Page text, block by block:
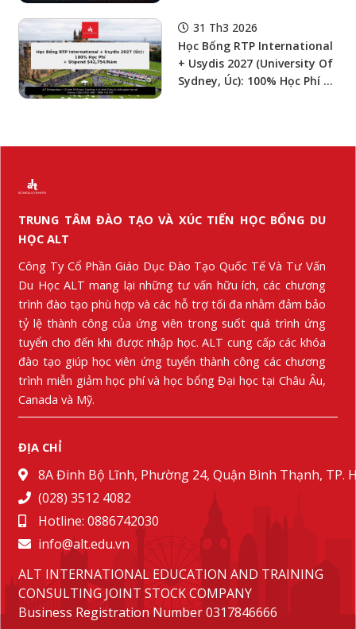
“Hiếm” (Uniqueness =
Pattern + Proof + Point Of
View)
31 Th3 2026
Học Bổng RTP International
+ Usydis 2027 (University Of
Sydney, Úc): 100% Học Phí +
TRUNG TÂM ĐÀO TẠO VÀ XÚC TIẾN HỌC BỔNG DU
HỌC ALT
Công Ty Cổ Phần Giáo Dục Đào Tạo Quốc Tế Và Tư Vấn
Du Học ALT mang lại những tư vấn hữu ích, các chương
trình đào tạo phù hợp và các hỗ trợ tối đa nhằm đảm bảo
tỷ lệ thành công của ứng viên trong suốt quá trình ứng
tuyển cho đến khi được nhập học. ALT cung cấp các khóa
đào tạo giúp học viên ứng tuyển thành công các chương
trình miễn giảm học phí và học bổng Đại học tại Châu Âu,
Canada và Mỹ.
ĐỊA CHỈ
8A Đinh Bộ Lĩnh, Phường 24, Quận Bình Thạnh, TP.
(028) 3512 4082
Hotline: 0886742030
info@alt.edu.vn
ALT INTERNATIONAL EDUCATION AND TRAINING
CONSULTING JOINT STOCK COMPANY
Business Registration Number 0317846666